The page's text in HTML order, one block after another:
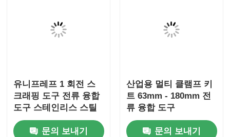
유니프레프 1 회전 스
크래핑 도구 전류 융합
도구 스테인리스 스틸
알루미늄
문의 보내기
산업용 멀티 클램프 키
트 63mm - 180mm 전
류 융합 도구
문의 보내기